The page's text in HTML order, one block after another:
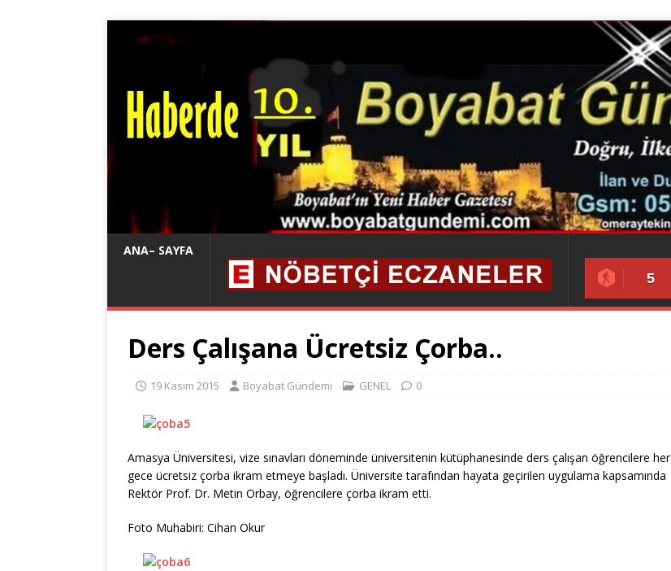
ANA– SAYFA
5
Ders Çalışana Ücretsiz Çorba..
19 Kasım 2015 Boyabat Gündemi GENEL 0
Amasya Üniversitesi, vize sınavları döneminde üniversitenin kütüphanesinde ders çalışan öğrencilere her
gece ücretsiz çorba ikram etmeye başladı. Üniversite tarafından hayata geçirilen uygulama kapsamında
Rektör Prof. Dr. Metin Orbay, öğrencilere çorba ikram etti.
Foto Muhabiri: Cihan Okur